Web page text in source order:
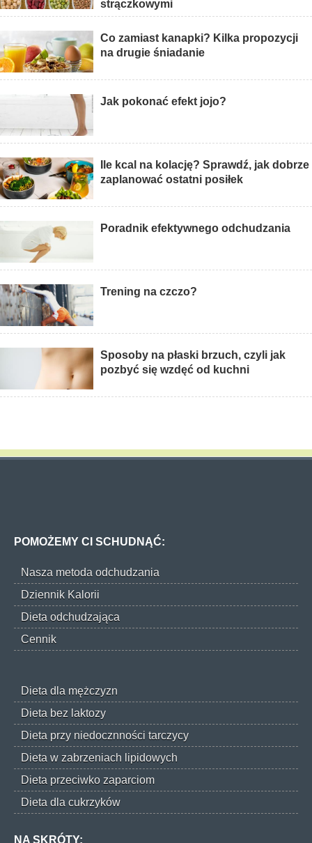
strączkowymi
Co zamiast kanapki? Kilka propozycji
na drugie śniadanie
Jak pokonać efekt jojo?
Ile kcal na kolację? Sprawdź, jak dobrze
zaplanować ostatni posiłek
Poradnik efektywnego odchudzania
Trening na czczo?
Sposoby na płaski brzuch, czyli jak
pozbyć się wzdęć od kuchni
POMOŻEMY CI SCHUDNĄĆ:
Nasza metoda odchudzania
Dziennik Kalorii
Dieta odchudzająca
Cennik
Dieta dla mężczyzn
Dieta bez laktozy
Dieta przy niedocznności tarczycy
Dieta w zabrzeniach lipidowych
Dieta przeciwko zaparciom
Dieta dla cukrzyków
NA SKRÓTY: